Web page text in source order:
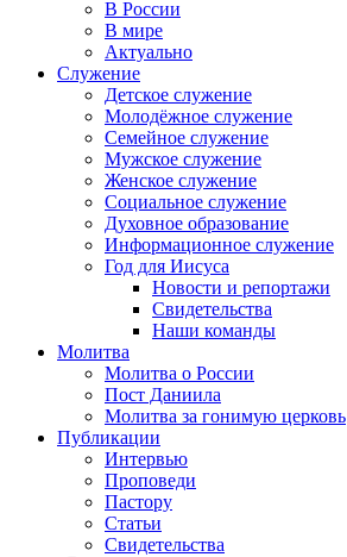
В России
В мире
Актуально
Служение
Детское служение
Молодёжное служение
Семейное служение
Мужское служение
Женское служение
Социальное служение
Духовное образование
Информационное служение
Год для Иисуса
Новости и репортажи
Свидетельства
Наши команды
Молитва
Молитва о России
Пост Даниила
Молитва за гонимую церковь
Публикации
Интервью
Проповеди
Пастору
Статьи
Свидетельства